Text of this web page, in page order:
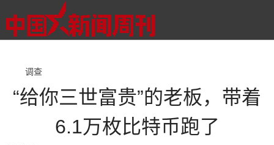
调查
“给你三世富贵”的老板，带着
6.1万枚比特币跑了